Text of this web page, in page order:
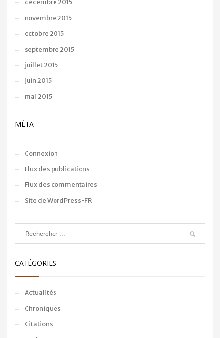
décembre 2015
novembre 2015
octobre 2015
septembre 2015
juillet 2015
juin 2015
mai 2015
MÉTA
Connexion
Flux des publications
Flux des commentaires
Site de WordPress-FR
CATÉGORIES
Actualités
Chroniques
Citations